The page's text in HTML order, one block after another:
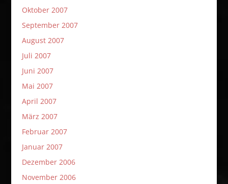
Oktober 2007
September 2007
August 2007
Juli 2007
Juni 2007
Mai 2007
April 2007
März 2007
Februar 2007
Januar 2007
Dezember 2006
November 2006